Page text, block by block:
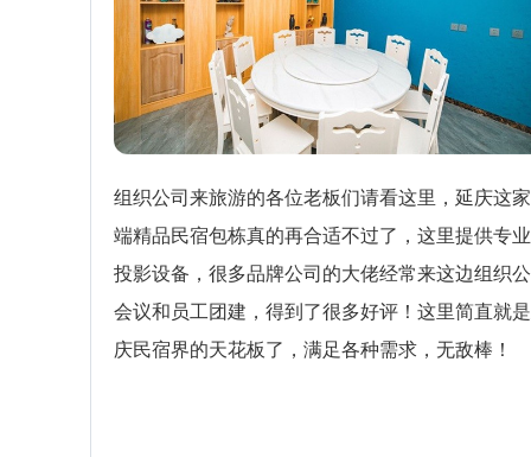
组织公司来旅游的各位老板们请看这里，延庆这
端精品民宿包栋真的再合适不过了，这里提供专
投影设备，很多品牌公司的大佬经常来这边组织
会议和员工团建，得到了很多好评！这里简直就
庆民宿界的天花板了，满足各种需求，无敌棒！